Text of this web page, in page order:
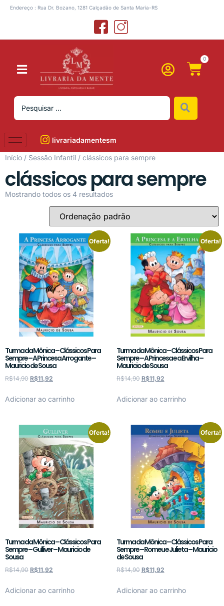
Endereço : Rua Dr. Bozano, 1281 Calçadão de Santa Maria-RS
0
livrariadamentesm
Início / Sessão Infantil / clássicos para sempre
clássicos para sempre
Mostrando todos os 4 resultados
Oferta!
Turma da Mônica – Clássicos Para
Sempre – A Princesa Arrogante –
Mauricio de Sousa
R$14,90 R$11,92
Adicionar ao carrinho
Oferta!
Turma da Mônica – Clássicos Para
Sempre – A Princesa e a Ervilha –
Mauricio de Sousa
R$14,90 R$11,92
Adicionar ao carrinho
Oferta!
Turma da Mônica – Clássicos Para
Sempre – Gulliver – Mauricio de
Sousa
R$14,90 R$11,92
Adicionar ao carrinho
Oferta!
Turma da Mônica – Clássicos Para
Sempre – Romeu e Julieta – Mauricio
de Sousa
R$14,90 R$11,92
Adicionar ao carrinho